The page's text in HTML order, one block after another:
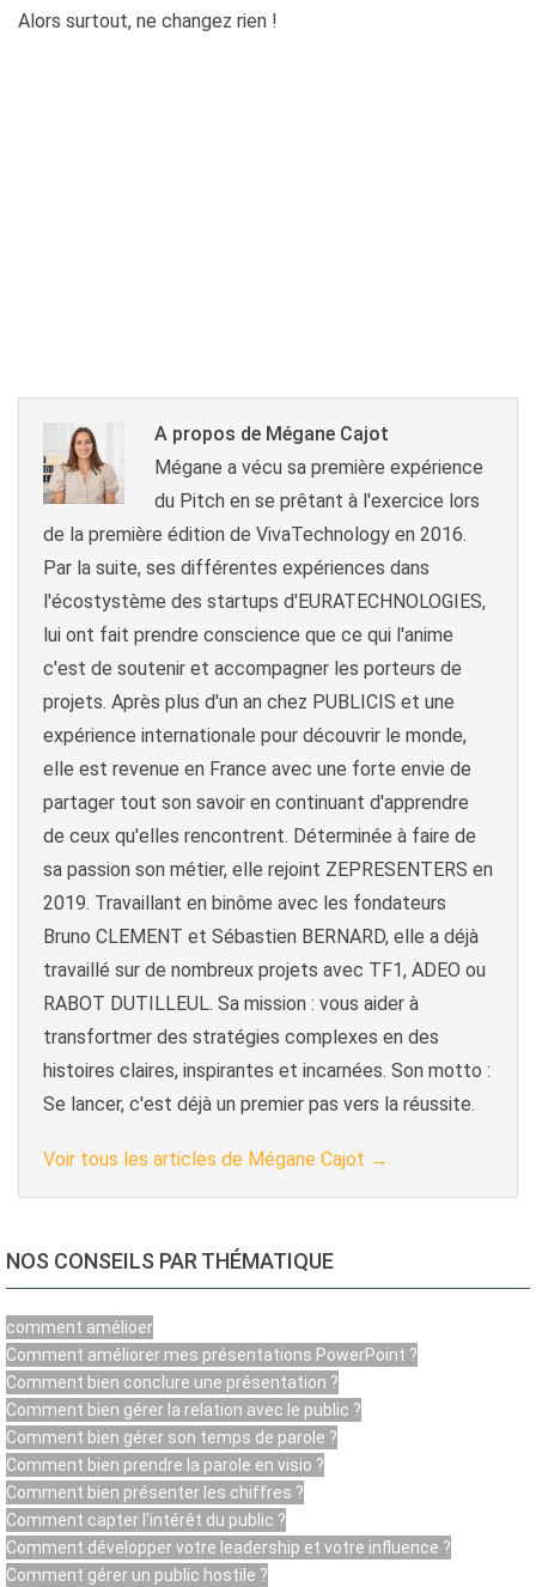
Alors surtout, ne changez rien !
A propos de Mégane Cajot
Mégane a vécu sa première expérience
du Pitch en se prêtant à l'exercice lors
de la première édition de VivaTechnology en 2016.
Par la suite, ses différentes expériences dans
l'écostystème des startups d'EURATECHNOLOGIES,
lui ont fait prendre conscience que ce qui l'anime
c'est de soutenir et accompagner les porteurs de
projets. Après plus d'un an chez PUBLICIS et une
expérience internationale pour découvrir le monde,
elle est revenue en France avec une forte envie de
partager tout son savoir en continuant d'apprendre
de ceux qu'elles rencontrent. Déterminée à faire de
sa passion son métier, elle rejoint ZEPRESENTERS en
2019. Travaillant en binôme avec les fondateurs
Bruno CLEMENT et Sébastien BERNARD, elle a déjà
travaillé sur de nombreux projets avec TF1, ADEO ou
RABOT DUTILLEUL. Sa mission : vous aider à
transfortmer des stratégies complexes en des
histoires claires, inspirantes et incarnées. Son motto :
Se lancer, c'est déjà un premier pas vers la réussite.
Voir tous les articles de Mégane Cajot →
NOS CONSEILS PAR THÉMATIQUE
comment amélioer
Comment améliorer mes présentations PowerPoint ?
Comment bien conclure une présentation ?
Comment bien gérer la relation avec le public ?
Comment bien gérer son temps de parole ?
Comment bien prendre la parole en visio ?
Comment bien présenter les chiffres ?
Comment capter l'intérêt du public ?
Comment développer votre leadership et votre influence ?
Comment gérer un public hostile ?